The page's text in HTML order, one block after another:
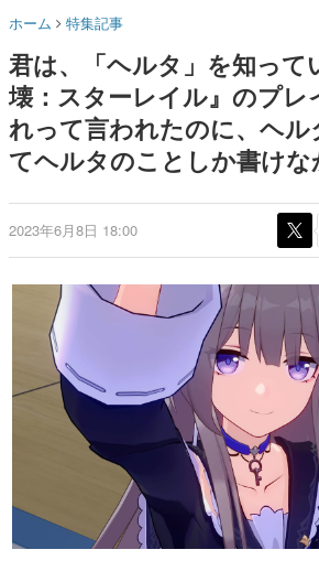
名作ゲームクリエイターの方々に
きます。
赫本
この物語を解いてはいけない。
の形をした短編ホラー小説集で
これからのデジタルゲーム市場
の姿を追い、彼らのルーツと情
ゲームに多大な影響を受けた作
日本のコンテンツ産業やカルチャ
日本モバイルゲーム産業史
日本のモバイルゲーム史におけ
ルを網羅するほか、開発者へのイ
解説を掲載。約20年の歴史が一
若ゲのいたり〜ゲームクリ
『うつヌケ』『ペンと箸』等で知
一先生によるゲーム業界レポート
なんでゲームは面白い？
対応しSNSで話題に。『キング
プロ野球選手から称賛の声
ら8月20
催予定
ホーム 特集記事
君は、「ヘルタ」を知って
壊：スターレイル』のプレ
れって言われたのに、ヘ
てヘルタのことしか書けな
2023年6月8日 18:00